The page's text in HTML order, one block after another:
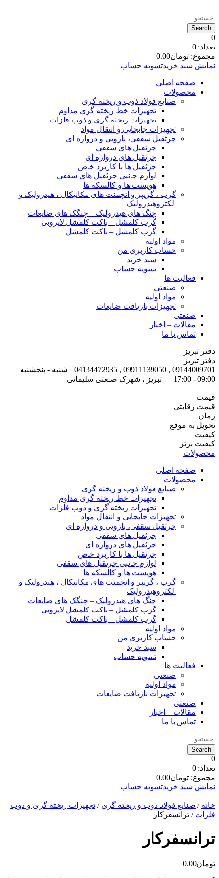
0
تعداد: 0
مجموع: تومان0.00
نمایش سبد خریدتسویه حساب
صفحه اصلی
محصولات
صنایع فولاد ذوب و ریخته گری
تجهیزات خط ریخته گری مداوم
تجهیزات ریخته گری و ذوب فلزات
تجهیزات جابجایی و انتقال مواد
جرثقیل سقفی، بازویی و دروازه ای
جرثقیل های سقفی
جرثقیل های دروازه ای
جرثقیل ها با کاربرد خاص
لوازم جانبی جرثقیل های سقفی
هویست ها و کالسکه ها
گرب ، گریپر و اتچمنت های مکانیکال ، هیدرولیک و
الکتروهیدرولیک
چنگ های هیدرولیک – چنگک های ضایعات
گرب کلمشل – باکت کلمشل لایروبی
گرب کلمشل – باکت کلمشل
مواد اولیه
حساب کاربری من
سبد خرید
تسویه حساب
فعالیت ها
صنعتی
مواد اولیه
تجهیزات بازیافت ضایعات
صنعتی
مقالات – اخبار
تماس با ما
دفتر تبریز
دفتر تبریز
09144009701 , 09911139050 , 04134472935
شنبه - پنجشنبه
09:00 - 17:00
تبریز ، شهرک صنعتی سلیمانی
قیمت
قیمت رقابتی
زمان
تحویل به موقع
کیفیت
کیفیت برتر
محصولات
صفحه اصلی
محصولات
صنایع فولاد ذوب و ریخته گری
تجهیزات خط ریخته گری مداوم
تجهیزات ریخته گری و ذوب فلزات
تجهیزات جابجایی و انتقال مواد
جرثقیل سقفی، بازویی و دروازه ای
جرثقیل های سقفی
جرثقیل های دروازه ای
جرثقیل ها با کاربرد خاص
لوازم جانبی جرثقیل های سقفی
هویست ها و کالسکه ها
گرب ، گریپر و اتچمنت های مکانیکال ، هیدرولیک و
الکتروهیدرولیک
چنگ های هیدرولیک – چنگک های ضایعات
گرب کلمشل – باکت کلمشل لایروبی
گرب کلمشل – باکت کلمشل
مواد اولیه
حساب کاربری من
سبد خرید
تسویه حساب
فعالیت ها
صنعتی
مواد اولیه
تجهیزات بازیافت ضایعات
صنعتی
مقالات – اخبار
تماس با ما
0
تعداد: 0
مجموع: تومان0.00
نمایش سبد خریدتسویه حساب
خانه / صنایع فولاد ذوب و ریخته گری / تجهیزات ریخته گری و ذوب
فلزات / ترانسفرکار
ترانسفرکار
تومان0.00